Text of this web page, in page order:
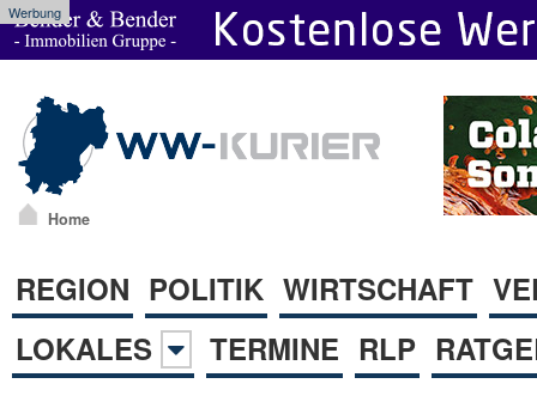
Werbung
Home
REGION POLITIK WIRTSCHAFT
LOKALES
TERMINE RLP